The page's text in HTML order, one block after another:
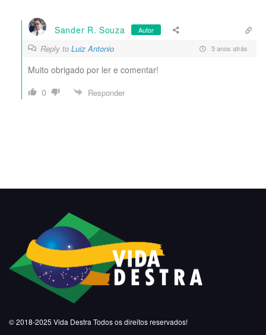
Sander R. Souza Autor
Reply to Luiz Antonio 5 anos atrás
Muito obrigado por ler e comentar!
0
Responder
© 2018-2025 Vida DestraTodos os direitos reservados!